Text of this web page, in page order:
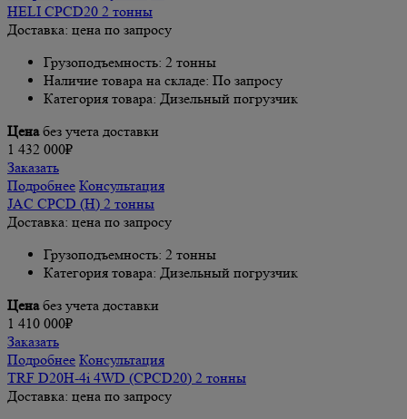
HELI CPCD20 2 тонны
Доставка: цена по запросу
Грузоподъемность: 2 тонны
Наличие товара на складе: По запросу
Категория товара: Дизельный погрузчик
Цена без учета доставки
1 432 000₽
Заказать
Подробнее Консультация
JAC CPCD (H) 2 тонны
Доставка: цена по запросу
Грузоподъемность: 2 тонны
Категория товара: Дизельный погрузчик
Цена без учета доставки
1 410 000₽
Заказать
Подробнее Консультация
TRF D20H-4i 4WD (CPCD20) 2 тонны
Доставка: цена по запросу